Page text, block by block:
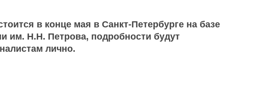
в конце мая в Санкт-Петербурге на базе
им. Н.Н. Петрова, подробности будут
лично.